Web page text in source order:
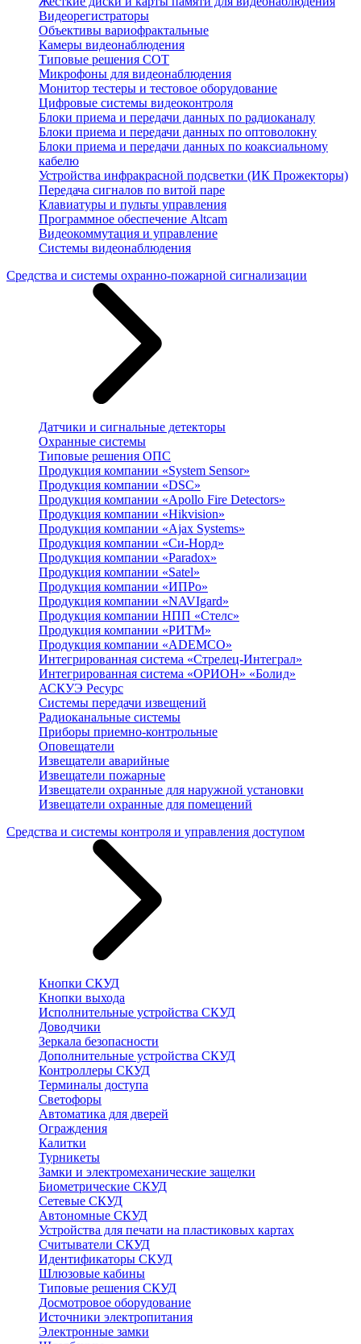
Видеорегистраторы
Объективы вариофрактальные
Камеры видеонаблюдения
Типовые решения СОТ
Микрофоны для видеонаблюдения
Монитор тестеры и тестовое оборудование
Цифровые системы видеоконтроля
Блоки приема и передачи данных по радиоканалу
Блоки приема и передачи данных по оптоволокну
Блоки приема и передачи данных по коаксиальному
кабелю
Устройства инфракрасной подсветки (ИК Прожекторы)
Передача сигналов по витой паре
Клавиатуры и пульты управления
Программное обеспечение Altcam
Видеокоммутация и управление
Системы видеонаблюдения
Средства и системы охранно-пожарной сигнализации
Датчики и сигнальные детекторы
Охранные системы
Типовые решения ОПС
Продукция компании «System Sensor»
Продукция компании «DSC»
Продукция компании «Apollo Fire Detectors»
Продукция компании «Hikvision»
Продукция компании «Ajax Systems»
Продукция компании «Си-Норд»
Продукция компании «Paradox»
Продукция компании «Satel»
Продукция компании «ИПРо»
Продукция компании «NAVIgard»
Продукция компании НПП «Стелс»
Продукция компании «РИТМ»
Продукция компании «ADEMCO»
Интегрированная система «Стрелец-Интеграл»
Интегрированная система «ОРИОН» «Болид»
АСКУЭ Ресурс
Системы передачи извещений
Радиоканальные системы
Приборы приемно-контрольные
Оповещатели
Извещатели аварийные
Извещатели пожарные
Извещатели охранные для наружной установки
Извещатели охранные для помещений
Средства и системы контроля и управления доступом
Кнопки СКУД
Кнопки выхода
Исполнительные устройства СКУД
Доводчики
Зеркала безопасности
Дополнительные устройства СКУД
Контроллеры СКУД
Терминалы доступа
Светофоры
Автоматика для дверей
Ограждения
Калитки
Турникеты
Замки и электромеханические защелки
Биометрические СКУД
Сетевые СКУД
Автономные СКУД
Устройства для печати на пластиковых картах
Считыватели СКУД
Идентификаторы СКУД
Шлюзовые кабины
Типовые решения СКУД
Досмотровое оборудование
Источники электропитания
Электронные замки